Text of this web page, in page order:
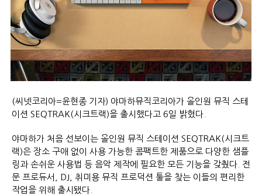
(씨넷코리아=윤현종 기자) 야마하뮤직코리아가 올인원 뮤직 스테
이션 SEQTRAK(시크트랙)을 출시했다고 6일 밝혔다.
야마하가 처음 선보이는 올인원 뮤직 스테이션 SEQTRAK(시크트
랙)은 장소 구애 없이 사용 가능한 콤팩트한 제품으로 다양한 샘플
링과 손쉬운 사용법 등 음악 제작에 필요한 모든 기능을 갖췄다. 전
문 프로듀서, DJ, 취미용 뮤직 프로덕션 툴을 찾는 이들의 편리한
작업을 위해 출시됐다.